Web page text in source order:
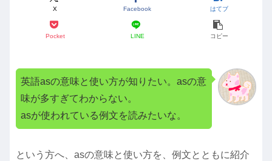
X Facebook はてブ
Pocket LINE コピー
英語asの意味と使い方が知りたい。asの意
味が多すぎてわからない。
asが使われている例文を読みたいな。
という方へ、asの意味と使い方を、例文とともに紹介